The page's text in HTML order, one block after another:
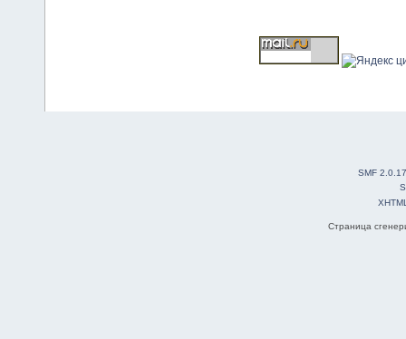
SMF 2.0.17
Страница